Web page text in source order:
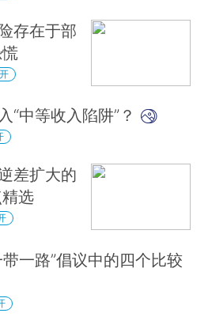
存在于部
“中等收入陷阱”？
差扩大的
选
一路”倡议中的四个比较